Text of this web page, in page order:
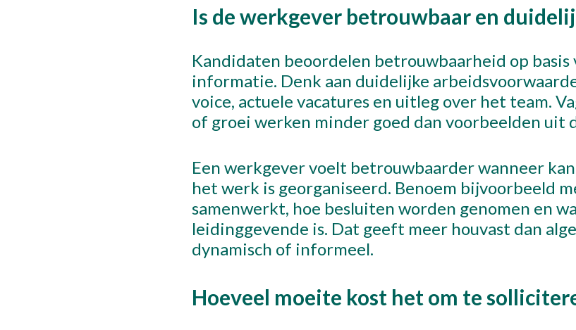
+31 10 30 34 599
Is de werkgever betrouwbaar en
Kandidaten beoordelen betrouwbaarheid op basis
informatie. Denk aan duidelijke
voice, actuele vacatures en uitleg over het team.
of groei werken minder goed dan voorbeelden uit
Een werkgever voelt betrouwbaarder wanneer
het werk is georganiseerd. Benoem bijvoorbeeld
samenwerkt, hoe besluiten worden genomen en
leidinggevende is. Dat geeft meer houvast dan
dynamisch of informeel.
Hoeveel moeite kost het om te